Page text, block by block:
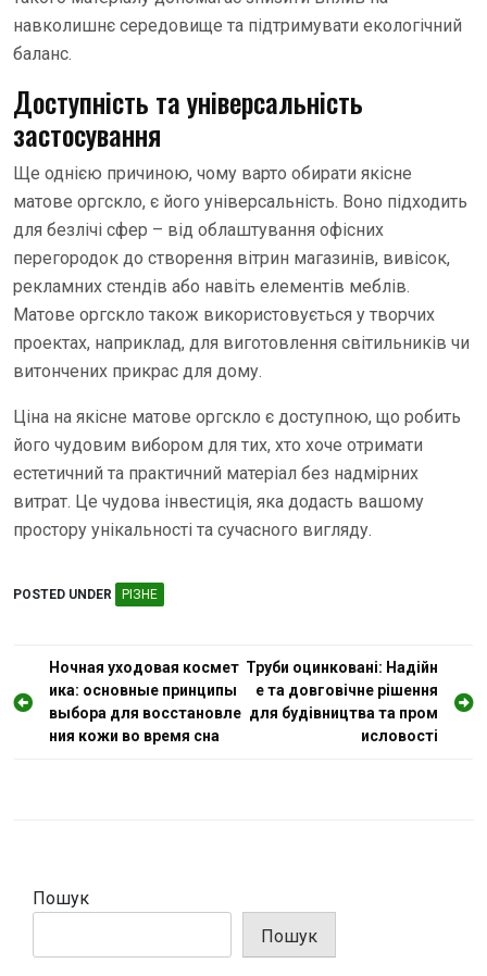
навколишнє середовище та підтримувати екологічний
баланс.
Доступність та універсальність
застосування
Ще однією причиною, чому варто обирати якісне
матове оргскло, є його універсальність. Воно підходить
для безлічі сфер – від облаштування офісних
перегородок до створення вітрин магазинів, вивісок,
рекламних стендів або навіть елементів меблів.
Матове оргскло також використовується у творчих
проектах, наприклад, для виготовлення світильників чи
витончених прикрас для дому.
Ціна на якісне матове оргскло є доступною, що робить
його чудовим вибором для тих, хто хоче отримати
естетичний та практичний матеріал без надмірних
витрат. Це чудова інвестиція, яка додасть вашому
простору унікальності та сучасного вигляду.
POSTED UNDER РІЗНЕ
а
Ночная уходовая космет
ика: основные принципы
выбора для восстановле
ния кожи во время сна
Труби оцинковані: Надійн
е та довговічне рішення
для будівництва та пром
исловості
Пошук
Пошук